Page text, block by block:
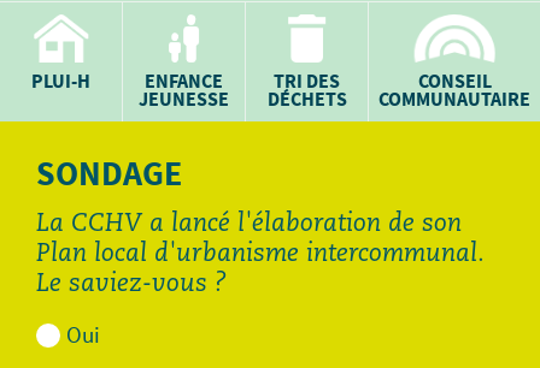
PLUI-H ENFANCE
JEUNESSE
TRI DES
DÉCHETS
CONSEIL
COMMUNAUTAIRE
SONDAGE
La CCHV a lancé l'élaboration de son
Plan local d'urbanisme intercommunal.
Le saviez-vous ?
Oui